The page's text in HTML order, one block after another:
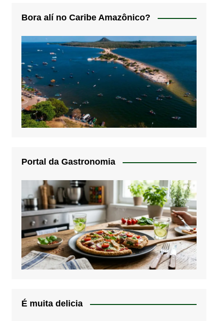
Bora alí no Caribe Amazônico?
Portal da Gastronomia
É muita delicia